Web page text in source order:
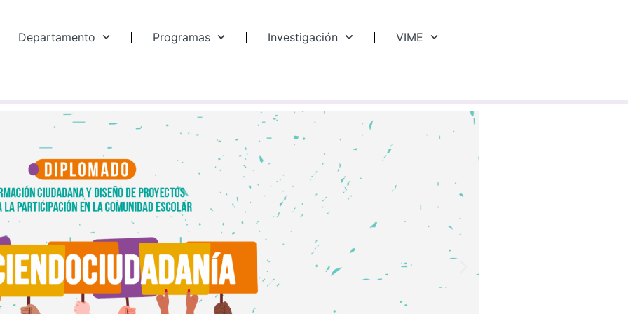
Departamento Programas Investigación VIME